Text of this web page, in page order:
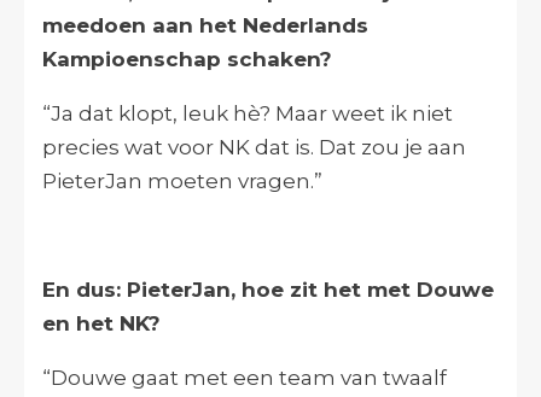
meedoen aan het Nederlands
Kampioenschap schaken?
“Ja dat klopt, leuk hè? Maar weet ik niet
precies wat voor NK dat is. Dat zou je aan
PieterJan moeten vragen.”
En dus: PieterJan, hoe zit het met Douwe
en het NK?
“Douwe gaat met een team van twaalf